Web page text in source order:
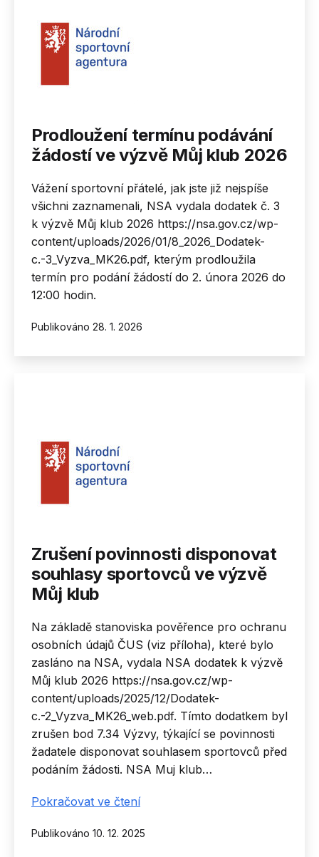
Prodloužení termínu podávání
žádostí ve výzvě Můj klub 2026
Vážení sportovní přátelé, jak jste již nejspíše
všichni zaznamenali, NSA vydala dodatek č. 3
k výzvě Můj klub 2026 https://nsa.gov.cz/wp-
content/uploads/2026/01/8_2026_Dodatek-
c.-3_Vyzva_MK26.pdf, kterým prodloužila
termín pro podání žádostí do 2. února 2026 do
12:00 hodin.
Publikováno 28. 1. 2026
Zrušení povinnosti disponovat
souhlasy sportovců ve výzvě
Můj klub
Na základě stanoviska pověřence pro ochranu
osobních údajů ČUS (viz příloha), které bylo
zasláno na NSA, vydala NSA dodatek k výzvě
Můj klub 2026 https://nsa.gov.cz/wp-
content/uploads/2025/12/Dodatek-
c.-2_Vyzva_MK26_web.pdf. Tímto dodatkem byl
zrušen bod 7.34 Výzvy, týkající se povinnosti
žadatele disponovat souhlasem sportovců před
podáním žádosti. NSA Muj klub…
Pokračovat ve čteníZrušení
disponovat
Publikováno 10. 12. 2025